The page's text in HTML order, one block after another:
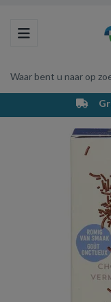
Toggle navigation
Waar bent u naar op
Uw